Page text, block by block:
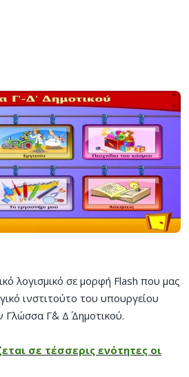
λογισμικό σε μορφή Flash που μας
ινστιτούτο του υπουργείου
Γ΄& Δ΄ Δημοτικού.
σε τέσσερις ενότητες οι